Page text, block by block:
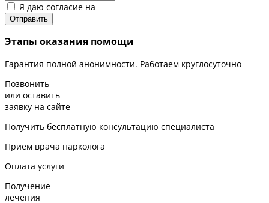
Я даю согласие на
Этапы оказания помощи
Гарантия полной анонимности. Работаем круглосуточно
Позвонить
или оставить
заявку на сайте
Получить бесплатную консультацию специалиста
Прием врача нарколога
Оплата услуги
Получение
лечения